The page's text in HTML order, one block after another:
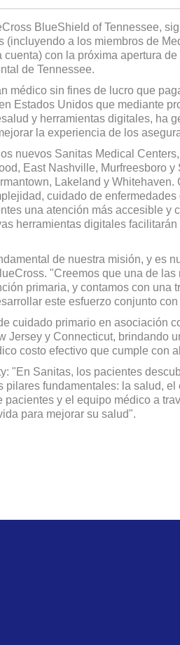
BlueShield of Tennessee,
a los miembros de
con la próxima apertura
de Tennessee.
médico sin fines de lucro que
Estados Unidos que mediante
y herramientas digitales, ha
la experiencia de los
nuevos Sanitas Medical
East Nashville, Murfreesboro
Lakeland y Whitehaven.
cuidado de
una atención más accesible y
herramientas digitales
de nuestra misión, y es
"Creemos que una de las
primaria, y contamos con una
este esfuerzo conjunto
cuidado primario en asociación
Jersey y Connecticut, brindando
costo efectivo que cumple con
"En Sanitas, los pacientes
fundamentales: la salud, el
y el equipo médico a
para mejorar su salud".